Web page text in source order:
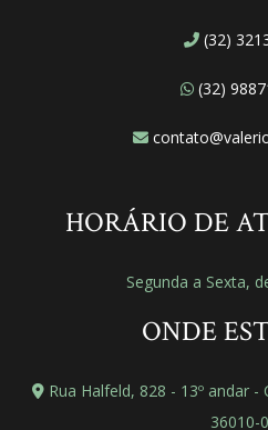
(32)
(32)
HORÁRIO DE
Segunda a Sexta,
ONDE
Rua Halfeld, 828 - 13º andar
36010-